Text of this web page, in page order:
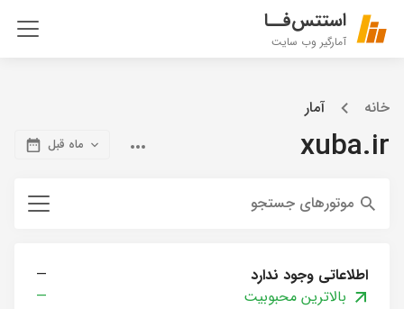
استتس‌فــا
آمارگیر وب سایت
خانه آمار
xuba.ir ماه قبل
موتورهای جستجو
اطلاعاتی وجود ندارد
—
بالاترین محبوبیت
—